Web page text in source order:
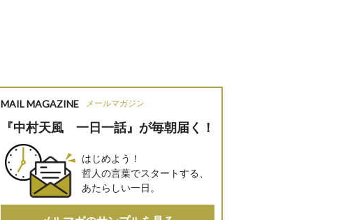
MAIL MAGAZINE メールマガジン
『中村天風 一日一話』が毎朝届く！
はじめよう！
哲人の言葉でスタートする、
あたらしい一日。